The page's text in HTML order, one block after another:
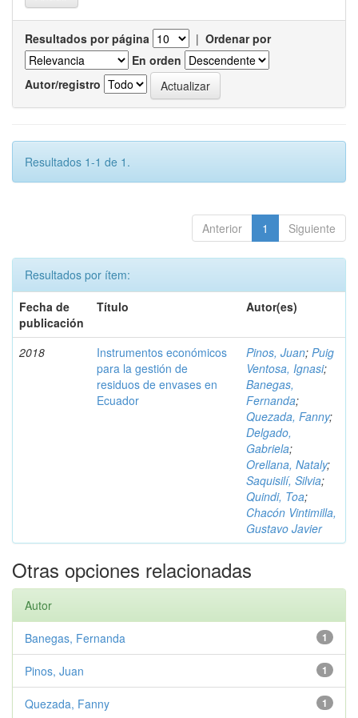
Resultados por página | Ordenar por
En orden
Autor/registro
Resultados 1-1 de 1.
Anterior 1 Siguiente
Resultados por ítem:
Fecha de
publicación
Título Autor(es)
2018
Instrumentos económicos
para la gestión de
residuos de envases en
Ecuador
Pinos, Juan; Puig
Ventosa, Ignasi;
Banegas,
Fernanda;
Quezada, Fanny;
Delgado,
Gabriela;
Orellana, Nataly;
Saquisilí, Silvia;
Quindi, Toa;
Chacón Vintimilla,
Gustavo Javier
Otras opciones relacionadas
Autor
1
Banegas, Fernanda
1
Pinos, Juan
1
Quezada, Fanny